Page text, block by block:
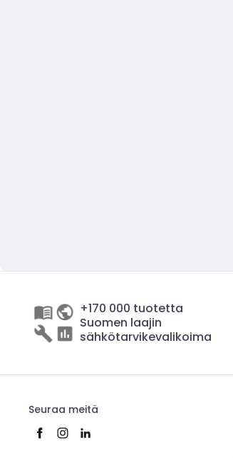
+170 000 tuotetta
Suomen laajin
sähkötarvikevalikoima
Seuraa meitä